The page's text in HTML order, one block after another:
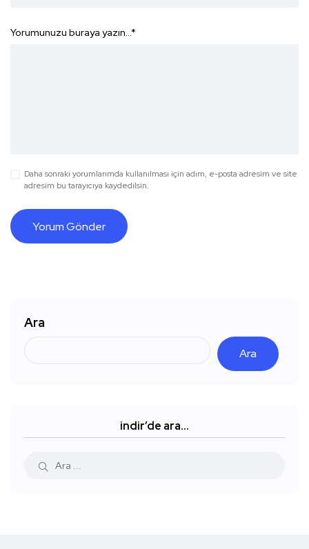
Yorumunuzu buraya yazın...*
Daha sonraki yorumlarımda kullanılması için adım, e-posta adresim ve site
adresim bu tarayıcıya kaydedilsin.
Ara
Ara
indir’de ara…